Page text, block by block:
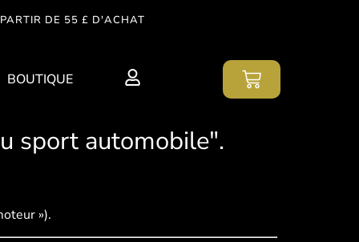
DE 55 £ D'ACHAT
BOUTIQUE
sport automobile".
»).